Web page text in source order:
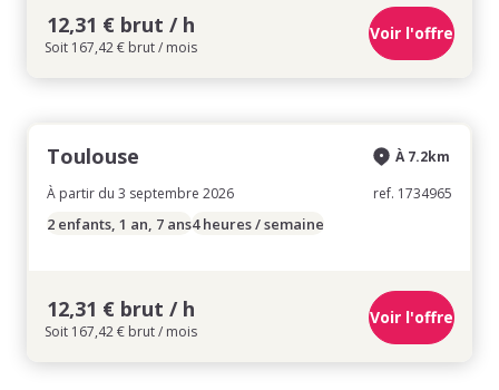
12,31 € brut / h
Soit 167,42 € brut / mois
Voir l'offre
Toulouse
À partir du 3 septembre 2026
À 7.2km
ref. 1734965
2 enfants, 1 an, 7 ans4 heures / semaine
12,31 € brut / h
Soit 167,42 € brut / mois
Voir l'offre